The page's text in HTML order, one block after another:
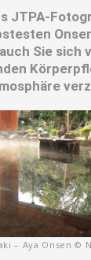
JTPA-
Sie sich
– Aya Onsen ©